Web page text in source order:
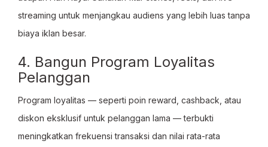
streaming untuk menjangkau audiens yang lebih luas tanpa
biaya iklan besar.
4. Bangun Program Loyalitas
Pelanggan
Program loyalitas — seperti poin reward, cashback, atau
diskon eksklusif untuk pelanggan lama — terbukti
meningkatkan frekuensi transaksi dan nilai rata-rata